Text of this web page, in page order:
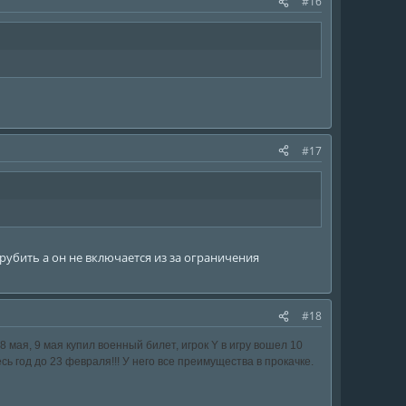
#17
а он не включается из за ограничения
#18
мая, 9 мая купил военный билет, игрок Y в игру вошел 10
год до 23 февраля!!! У него все преимущества в прокачке.